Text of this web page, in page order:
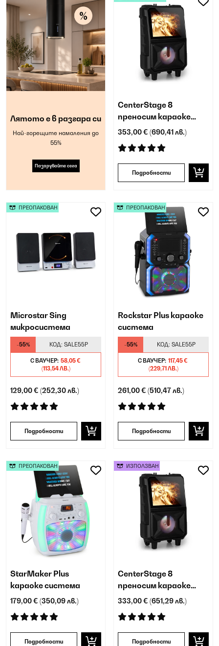
Лятото е в разгара си
Най-горещите намаления до
55%
Пазарувайте сега
CenterStage 8
преносим караоке
високоговорител
353,00 € (690,41 лв.)
Подробности
Microstar Sing
микросистема
-55% КОД: SALE55P
С ВАУЧЕР: 58,05 €
(113,54 ЛВ.)
129,00 € (252,30 лв.)
Подробности
ПРЕОПАКОВАН
Rockstar Plus караоке
система
-55% КОД: SALE55P
С ВАУЧЕР: 117,45 €
(229,71 ЛВ.)
261,00 € (510,47 лв.)
Подробности
ПРЕОПАКОВАН
StarMaker Plus
караоке система
179,00 € (350,09 лв.)
Подробности
ПРЕОПАКОВАН
CenterStage 8
преносим караоке
високоговорител
333,00 € (651,29 лв.)
Подробности
ИЗПОЛЗВАН